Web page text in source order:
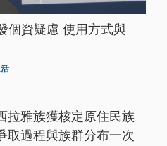
個資疑慮 使用方式與
拉雅族獲核定原住民族
取過程與族群分布一次